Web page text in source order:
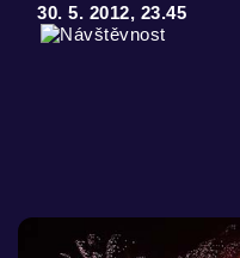
30. 5. 2012, 23.45